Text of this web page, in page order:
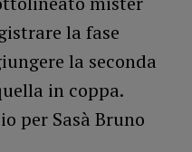
la fase
la seconda
in coppa.
per Sasà Bruno